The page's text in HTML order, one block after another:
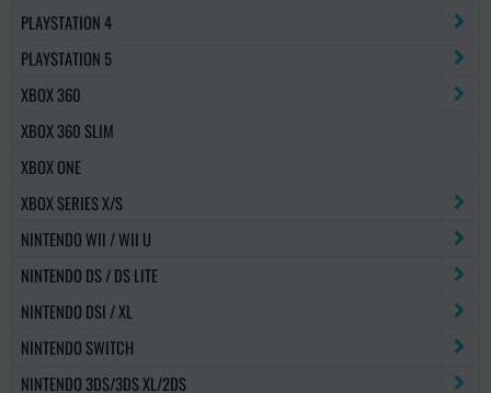
PLAYSTATION 4
PLAYSTATION 5
XBOX 360
XBOX 360 SLIM
XBOX ONE
XBOX SERIES X/S
NINTENDO WII / WII U
NINTENDO DS / DS LITE
NINTENDO DSI / XL
NINTENDO SWITCH
NINTENDO 3DS/3DS XL/2DS